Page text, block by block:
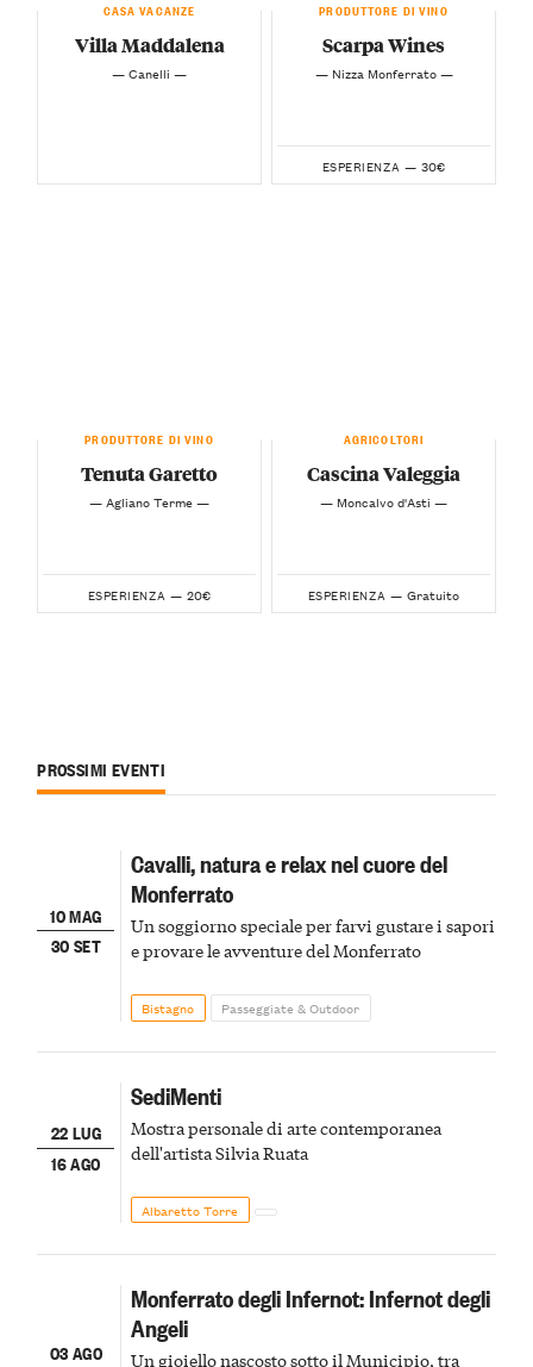
CASA VACANZE
Villa Maddalena
— Canelli —
PRODUTTORE DI VINO
Scarpa Wines
— Nizza Monferrato —
ESPERIENZA — 30€
PRODUTTORE DI VINO
Tenuta Garetto
— Agliano Terme —
ESPERIENZA — 20€
AGRICOLTORI
Cascina Valeggia
— Moncalvo d'Asti —
ESPERIENZA — Gratuito
PROSSIMI EVENTI
10 MAG
30 SET
Cavalli, natura e relax nel cuore del
Monferrato
Un soggiorno speciale per farvi gustare i sapori
e provare le avventure del Monferrato
Bistagno Passeggiate & Outdoor
22 LUG
16 AGO
SediMenti
Mostra personale di arte contemporanea
dell'artista Silvia Ruata
Albaretto Torre
03 AGO
Monferrato degli Infernot: Infernot degli
Angeli
Un gioiello nascosto sotto il Municipio, tra